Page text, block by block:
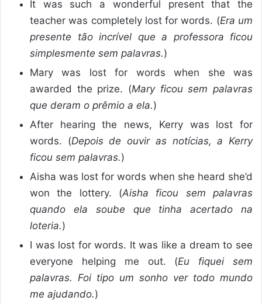
It was such a wonderful present that the
teacher was completely lost for words. (Era um
presente tão incrível que a professora ficou
simplesmente sem palavras.)
Mary was lost for words when she was
awarded the prize. (Mary ficou sem palavras
que deram o prêmio a ela.)
After hearing the news, Kerry was lost for
words. (Depois de ouvir as notícias, a Kerry
ficou sem palavras.)
Aisha was lost for words when she heard she’d
won the lottery. (Aisha ficou sem palavras
quando ela soube que tinha acertado na
loteria.)
I was lost for words. It was like a dream to see
everyone helping me out. (Eu fiquei sem
palavras. Foi tipo um sonho ver todo mundo
me ajudando.)